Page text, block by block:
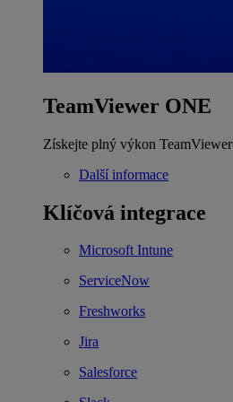
TeamViewer ONE
Získejte plný výkon
Další informace
Klíčová integrace
Microsoft Intune
ServiceNow
Freshworks
Jira
Salesforce